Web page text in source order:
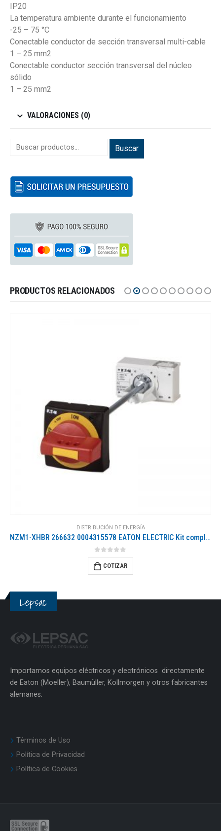
IP20
La temperatura ambiente durante el funcionamiento
-25 – 75 °C
Conectable conductor de sección transversal multi-cable
1 – 25 mm2
Conectable conductor sección transversal del núcleo
sólido
1 – 25 mm2
VALORACIONES (0)
Buscar
PRODUCTOS RELACIONADOS
DISTRIBUCIÓN DE ENERGÍA
NZM1-XHBR 266632 0004315578 EATON ELECTRIC Kit completo montaje maneta a puerta, mando rojo, NZM1
0out of 5
COTIZAR
Lepsac
Importamos equipos eléctricos y electrónicos directamente
de Eaton (Moeller), Baumüller, Kollmorgen y otros fabricantes
alemanes.
Términos de Uso
Política de Privacidad
Política de Cookies